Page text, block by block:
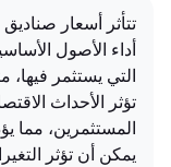
أداء الأصول
التي يستثمر
تؤثر الأحداث
المستثمرين، مما
يمكن أن تؤثر